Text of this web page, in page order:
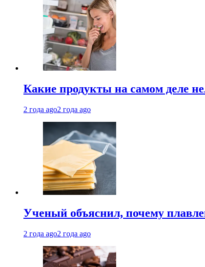
Какие продукты на самом деле
2 года ago2 года ago
Ученый объяснил, почему
2 года ago2 года ago